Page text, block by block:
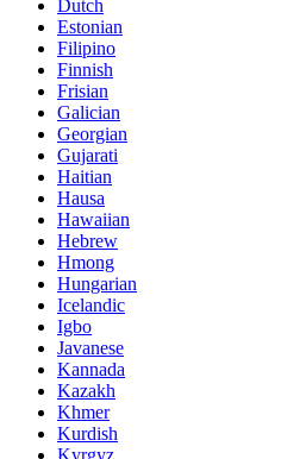
Dutch
Estonian
Filipino
Finnish
Frisian
Galician
Georgian
Gujarati
Haitian
Hausa
Hawaiian
Hebrew
Hmong
Hungarian
Icelandic
Igbo
Javanese
Kannada
Kazakh
Khmer
Kurdish
Kyrgyz